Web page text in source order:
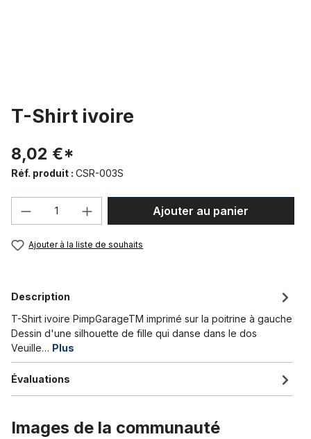
T-Shirt ivoire
8,02 €*
Réf. produit : CSR-003S
Quantité de produit : Entrez la
Ajouter au panier
Ajouter à la liste de souhaits
Description
T-Shirt ivoire PimpGarageTM imprimé sur la poitrine à gauche
Dessin d'une silhouette de fille qui danse dans le dos
Veuille… Plus
Évaluations
Images de la communauté